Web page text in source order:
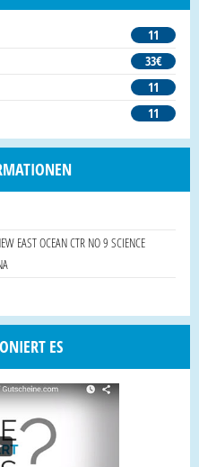
11
33€
11
11
EAST OCEAN CTR NO 9 SCIENCE
ES